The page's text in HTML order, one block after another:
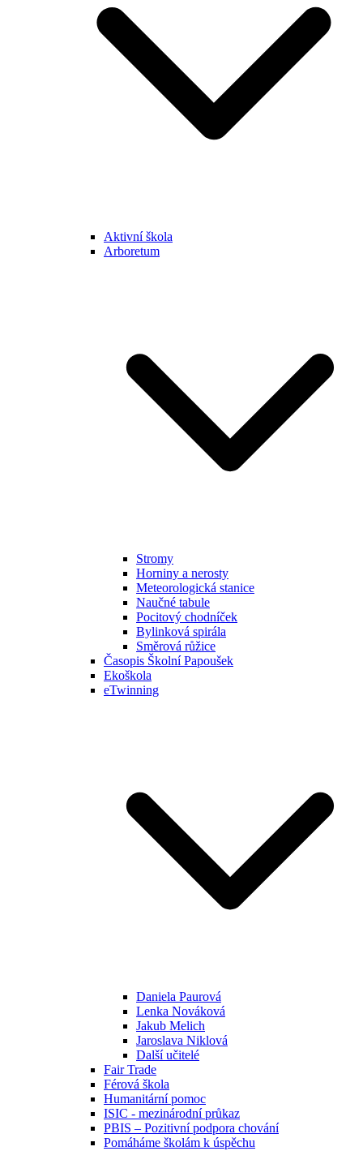
Aktivní škola
Arboretum
Stromy
Horniny a nerosty
Meteorologická stanice
Naučné tabule
Pocitový chodníček
Bylinková spirála
Směrová růžice
Časopis Školní Papoušek
Ekoškola
eTwinning
Daniela Paurová
Lenka Nováková
Jakub Melich
Jaroslava Niklová
Další učitelé
Fair Trade
Férová škola
Humanitární pomoc
ISIC - mezinárodní průkaz
PBIS – Pozitivní podpora chování
Pomáháme školám k úspěchu